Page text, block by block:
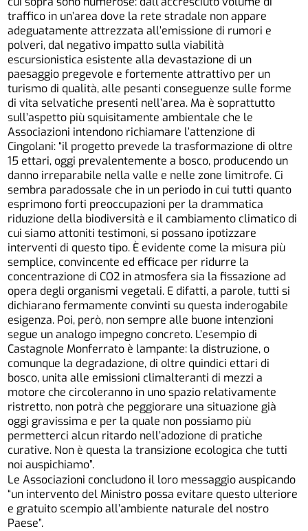
traffico in un’area dove la rete stradale non appare
adeguatamente attrezzata all’emissione di rumori e
polveri, dal negativo impatto sulla viabilità
escursionistica esistente alla devastazione di un
paesaggio pregevole e fortemente attrattivo per un
turismo di qualità, alle pesanti conseguenze sulle forme
di vita selvatiche presenti nell’area. Ma è soprattutto
sull’aspetto più squisitamente ambientale che le
Associazioni intendono richiamare l’attenzione di
Cingolani: “il progetto prevede la trasformazione di oltre
15 ettari, oggi prevalentemente a bosco, producendo un
danno irreparabile nella valle e nelle zone limitrofe. Ci
sembra paradossale che in un periodo in cui tutti quanto
esprimono forti preoccupazioni per la drammatica
riduzione della biodiversità e il cambiamento climatico di
cui siamo attoniti testimoni, si possano ipotizzare
interventi di questo tipo. È evidente come la misura più
semplice, convincente ed efficace per ridurre la
concentrazione di CO2 in atmosfera sia la fissazione ad
opera degli organismi vegetali. E difatti, a parole, tutti si
dichiarano fermamente convinti su questa inderogabile
esigenza. Poi, però, non sempre alle buone intenzioni
segue un analogo impegno concreto. L’esempio di
Castagnole Monferrato è lampante: la distruzione, o
comunque la degradazione, di oltre quindici ettari di
bosco, unita alle emissioni climalteranti di mezzi a
motore che circoleranno in uno spazio relativamente
ristretto, non potrà che peggiorare una situazione già
oggi gravissima e per la quale non possiamo più
permetterci alcun ritardo nell’adozione di pratiche
curative. Non è questa la transizione ecologica che tutti
noi auspichiamo”.
Le Associazioni concludono il loro messaggio auspicando
“un intervento del Ministro possa evitare questo ulteriore
e gratuito scempio all’ambiente naturale del nostro
Paese”.